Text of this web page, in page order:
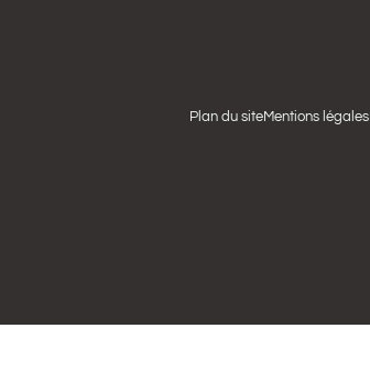
Plan du siteMentions légales